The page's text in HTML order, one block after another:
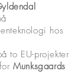
hos
to EU-projekter
forMunksgaards